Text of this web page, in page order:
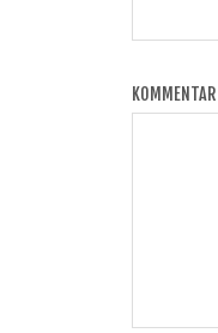
KOMMENTAR